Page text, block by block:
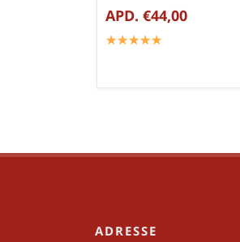
APD. €44,00
☆☆☆☆☆
★★★★★
ADRESSE